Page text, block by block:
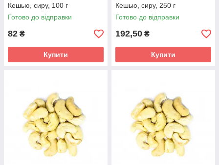
Кешью, сиру, 100 г
Готово до відправки
82 ₴
Купити
Кешью, сиру, 250 г
Готово до відправки
192,50 ₴
Купити